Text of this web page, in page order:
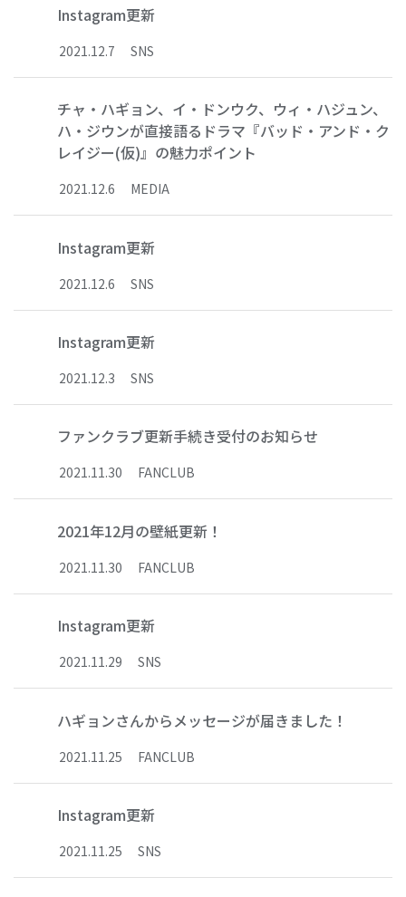
Instagram更新
2021 .12.7 SNS
チャ・ハギョン、イ・ドンウク、ウィ・ハジュン、
ハ・ジウンが直接語るドラマ『バッド・アンド・ク
レイジー(仮)』の魅力ポイント
2021.12.6 MEDIA
Instagram更新
2021 .12.6 SNS
Instagram更新
2021.12.3 SNS
ファンクラブ更新手続き受付のお知らせ
2021.11.30 FANCLUB
2021年12月の壁紙更新！
2021 .11 .30 FANCLUB
Instagram更新
2021.11.29 SNS
ハギョンさんからメッセージが届きました！
2021 .11 .25 FANCLUB
Instagram更新
2021.11.25 SNS